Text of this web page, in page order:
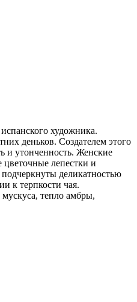
художника.
деньков. Создателем этого
и утонченность. Женские
лепестки и
деликатностью
к терпкости чая.
тепло амбры,